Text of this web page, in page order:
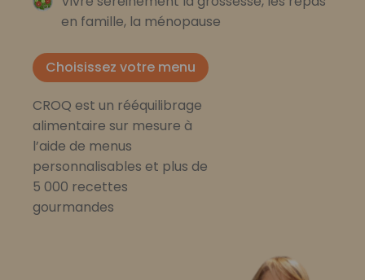
en famille, la ménopause
Choisissez votre menu
CROQ est un rééquilibrage
alimentaire sur mesure à
l’aide de menus
personnalisables et plus de
5 000 recettes
gourmandes